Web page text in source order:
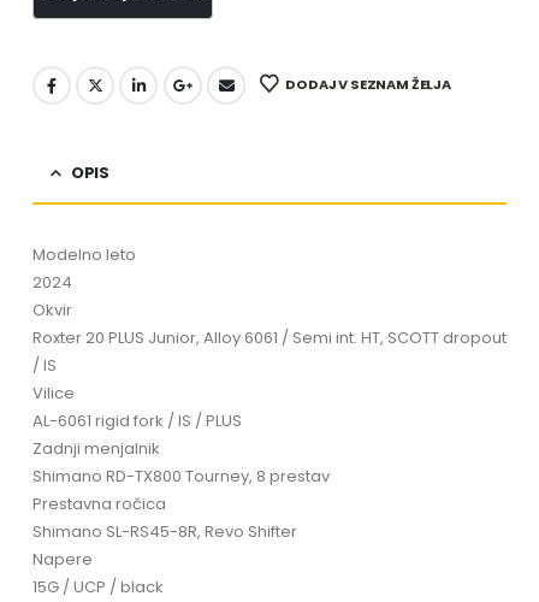
DODAJ V SEZNAM ŽELJA
OPIS
Modelno leto
2024
Okvir
Roxter 20 PLUS Junior, Alloy 6061 / Semi int. HT, SCOTT dropout
/ IS
Vilice
AL-6061 rigid fork / IS / PLUS
Zadnji menjalnik
Shimano RD-TX800 Tourney, 8 prestav
Prestavna ročica
Shimano SL-RS45-8R, Revo Shifter
Napere
15G / UCP / black